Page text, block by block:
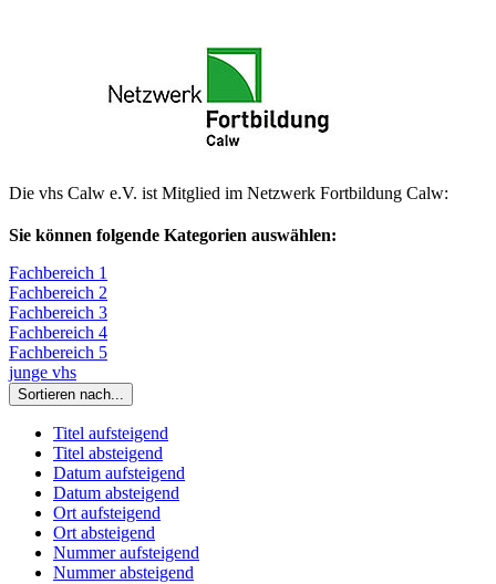
Die vhs Calw e.V. ist Mitglied im Netzwerk Fortbildung Calw:
Sie können folgende Kategorien auswählen:
Fachbereich 1
Fachbereich 2
Fachbereich 3
Fachbereich 4
Fachbereich 5
junge vhs
Sortieren nach...
Titel aufsteigend
Titel absteigend
Datum aufsteigend
Datum absteigend
Ort aufsteigend
Ort absteigend
Nummer aufsteigend
Nummer absteigend